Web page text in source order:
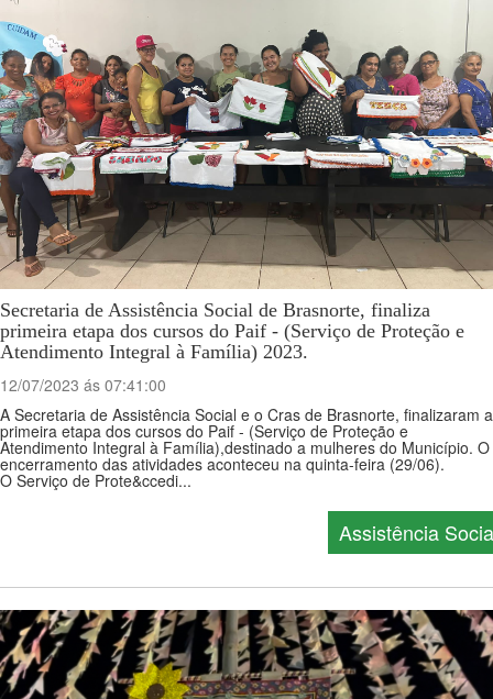
Secretaria de Assistência Social de Brasnorte, finaliza
primeira etapa dos cursos do Paif - (Serviço de Proteção e
Atendimento Integral à Família) 2023.
12/07/2023 ás 07:41:00
A Secretaria de Assistência Social e o Cras de Brasnorte, finalizaram a
primeira etapa dos cursos do Paif - (Serviço de Proteção e
Atendimento Integral à Família),destinado a mulheres do Município. O
encerramento das atividades aconteceu na quinta-feira (29/06).
O Serviço de Prote&ccedi...
Assistência